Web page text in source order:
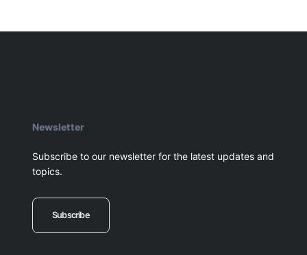
Newsletter
Subscribe to our newsletter for the latest updates and
topics.
Subscribe